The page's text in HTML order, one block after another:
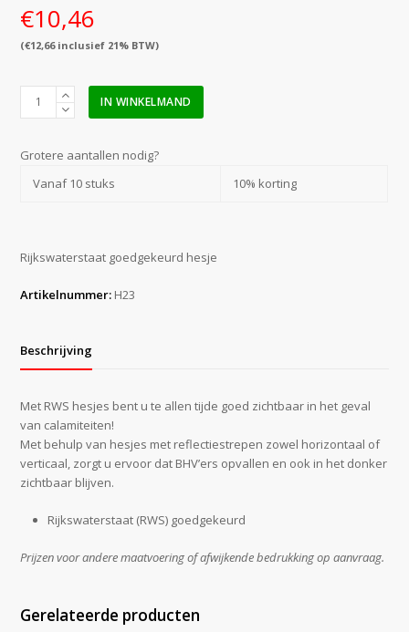
€10,46
(€12,66inclusief 21% BTW)
Hesje
(maat
XXL)
IN WINKELMAND
Grotere aantallen nodig?
Vanaf 10 stuks
10% korting
Rijkswaterstaat goedgekeurd hesje
Artikelnummer: H23
Beschrijving
Met RWS hesjes bent u te allen tijde goed zichtbaar in het geval
van calamiteiten!
Met behulp van hesjes met reflectiestrepen zowel horizontaal of
verticaal, zorgt u ervoor dat BHV’ers opvallen en ook in het donker
zichtbaar blijven.
Rijkswaterstaat (RWS) goedgekeurd
Prijzen voor andere maatvoering of afwijkende bedrukking op aanvraag.
Gerelateerde producten